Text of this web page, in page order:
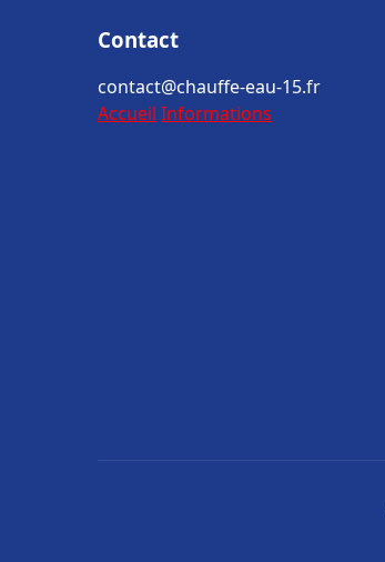
Contact
contact@chauffe-eau-15.fr
Accueil Informations